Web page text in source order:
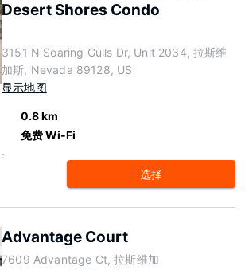
Desert Shores Condo
3151 N Soaring Gulls Dr, Unit 2034, 拉斯维
加斯, Nevada 89128, US
显示地图
0.8 km
免费 Wi-Fi
选择
Advantage Court
7609 Advantage Ct, 拉斯维加